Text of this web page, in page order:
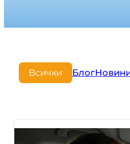
Всички Блог